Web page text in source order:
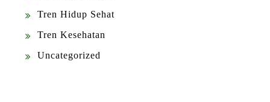
Tren Hidup Sehat
Tren Kesehatan
Uncategorized